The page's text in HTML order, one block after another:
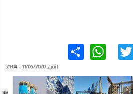
Facebook
Twitter
WhatsApp
اثنين, 11/05/2020 - 21:04